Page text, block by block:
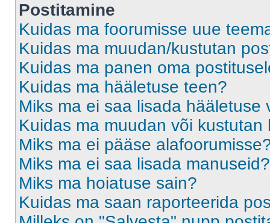
Postitamine
Kuidas ma foorumisse uue
Kuidas ma muudan/kustutan
Kuidas ma panen oma
Kuidas ma hääletuse teen?
Miks ma ei saa lisada hääletuse
Kuidas ma muudan või kustutan
Miks ma ei pääse
Miks ma ei saa lisada manuseid?
Miks ma hoiatuse sain?
Kuidas ma saan raporteerida